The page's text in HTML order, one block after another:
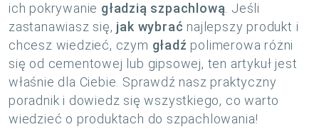
ich pokrywanie gładzią szpachlową . Jeśli
zastanawiasz się, jak wybrać najlepszy produkt i
chcesz wiedzieć, czym gładź polimerowa różni
się od cementowej lub gipsowej, ten artykuł jest
właśnie dla Ciebie. Sprawdź nasz praktyczny
poradnik i dowiedz się wszystkiego, co warto
wiedzieć o produktach do szpachlowania!